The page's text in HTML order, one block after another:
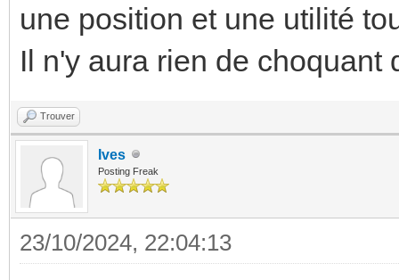
une position et une utilité
Il n'y aura rien de choquant
Trouver
Ives
Posting Freak
23/10/2024, 22:04:13